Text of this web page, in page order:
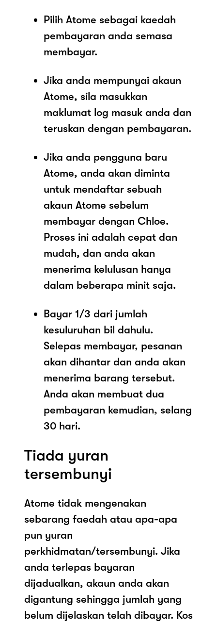
Pilih Atome sebagai kaedah
pembayaran anda semasa
membayar.
Jika anda mempunyai akaun
Atome, sila masukkan
maklumat log masuk anda dan
teruskan dengan pembayaran.
Jika anda pengguna baru
Atome, anda akan diminta
untuk mendaftar sebuah
akaun Atome sebelum
membayar dengan Chloe.
Proses ini adalah cepat dan
mudah, dan anda akan
menerima kelulusan hanya
dalam beberapa minit saja.
Bayar 1/3 dari jumlah
kesuluruhan bil dahulu.
Selepas membayar, pesanan
akan dihantar dan anda akan
menerima barang tersebut.
Anda akan membuat dua
pembayaran kemudian, selang
30 hari.
Tiada yuran
tersembunyi
Atome tidak mengenakan
sebarang faedah atau apa-apa
pun yuran
perkhidmatan/tersembunyi. Jika
anda terlepas bayaran
dijadualkan, akaun anda akan
digantung sehingga jumlah yang
belum dijelaskan telah dibayar. Kos